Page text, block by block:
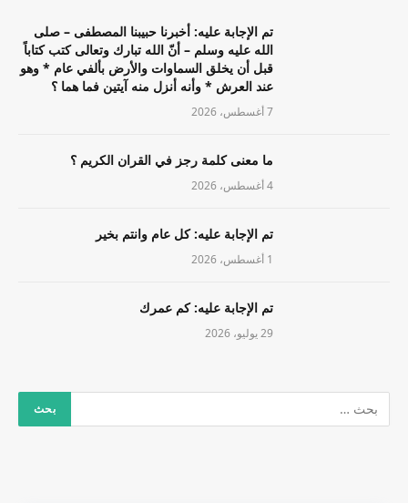
تم الإجابة عليه: أخبرنا حبيبنا المصطفى – صلى
الله عليه وسلم – أنّ الله تبارك وتعالى كتب كتاباً
قبل أن يخلق السماوات والأرض بألفي عام * وهو
عند العرش * وأنه أنزل منه آيتين فما هما ؟
7 أغسطس، 2026
ما معنى كلمة رجز في القران الكريم ؟
4 أغسطس، 2026
تم الإجابة عليه: كل عام وانتم بخير
1 أغسطس، 2026
تم الإجابة عليه: كم عمرك
29 يوليو، 2026